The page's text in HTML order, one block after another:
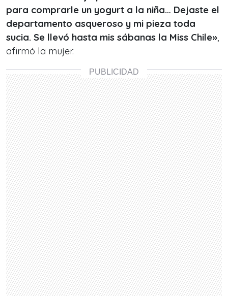
para comprarle un yogurt a la niña… Dejaste el
departamento asqueroso y mi pieza toda
sucia. Se llevó hasta mis sábanas la Miss Chile»,
afirmó la mujer.